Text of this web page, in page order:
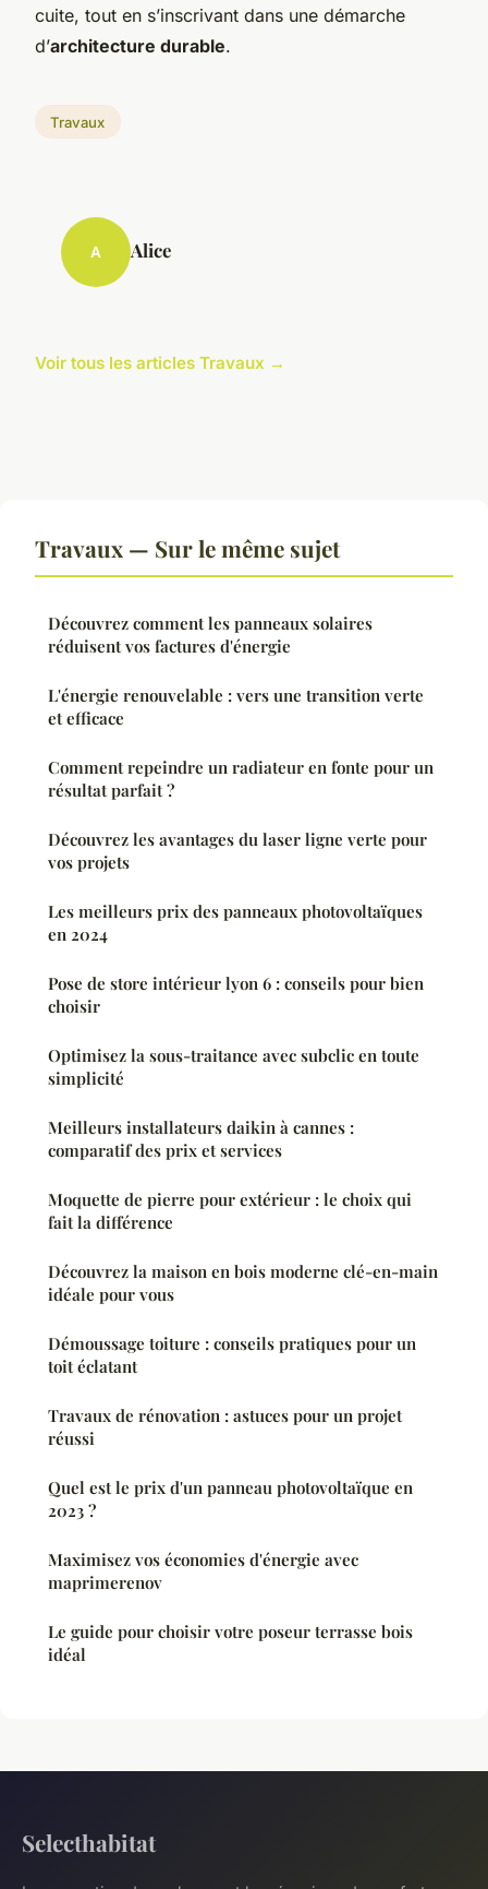
cuite, tout en s’inscrivant dans une démarche
d’architecture durable.
Travaux
A Alice
Voir tous les articles Travaux →
Travaux — Sur le même sujet
Découvrez comment les panneaux solaires
réduisent vos factures d'énergie
L'énergie renouvelable : vers une transition verte
et efficace
Comment repeindre un radiateur en fonte pour un
résultat parfait ?
Découvrez les avantages du laser ligne verte pour
vos projets
Les meilleurs prix des panneaux photovoltaïques
en 2024
Pose de store intérieur lyon 6 : conseils pour bien
choisir
Optimisez la sous-traitance avec subclic en toute
simplicité
Meilleurs installateurs daikin à cannes :
comparatif des prix et services
Moquette de pierre pour extérieur : le choix qui
fait la différence
Découvrez la maison en bois moderne clé-en-main
idéale pour vous
Démoussage toiture : conseils pratiques pour un
toit éclatant
Travaux de rénovation : astuces pour un projet
réussi
Quel est le prix d'un panneau photovoltaïque en
2023 ?
Maximisez vos économies d'énergie avec
maprimerenov
Le guide pour choisir votre poseur terrasse bois
idéal
Selecthabitat